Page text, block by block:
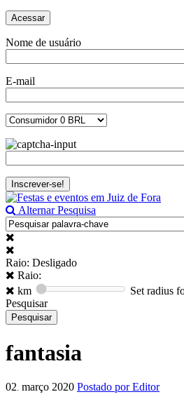
Nome de usuário
E-mail
Alternar Pesquisa
Raio: Desligado
Raio:
km
Set radius
Pesquisar
fantasia
02. março 2020 Postado porEditor